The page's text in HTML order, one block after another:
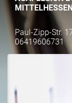
MITTELHESSEN
Paul-Zipp-Str.
06419606731